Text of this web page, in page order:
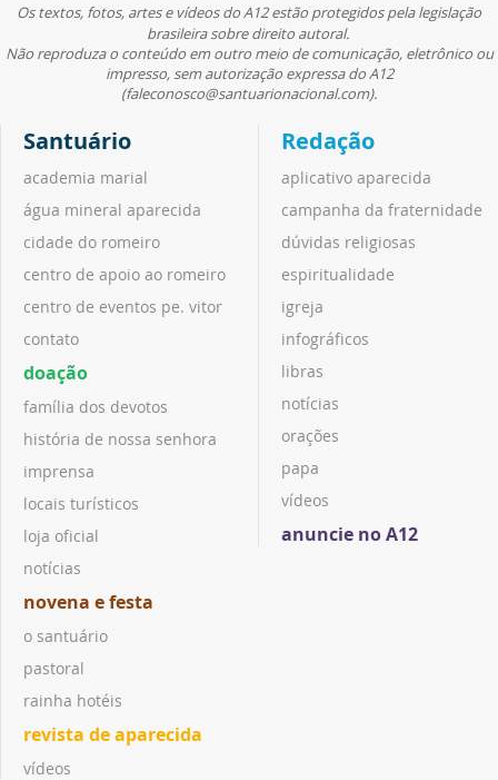
Os textos, fotos, artes e vídeos do A12 estão protegidos pela legislação
brasileira sobre direito autoral.
Não reproduza o conteúdo em outro meio de comunicação, eletrônico ou
impresso, sem autorização expressa do A12
(faleconosco@santuarionacional.com).
Santuário
academia marial
água mineral aparecida
cidade do romeiro
centro de apoio ao romeiro
centro de eventos pe. vitor
contato
doação
família dos devotos
história de nossa senhora
imprensa
locais turísticos
loja oficial
notícias
novena e festa
o santuário
pastoral
rainha hotéis
revista de aparecida
vídeos
Redação
aplicativo aparecida
campanha da fraternidade
dúvidas religiosas
espiritualidade
igreja
infográficos
libras
notícias
orações
papa
vídeos
anuncie no A12